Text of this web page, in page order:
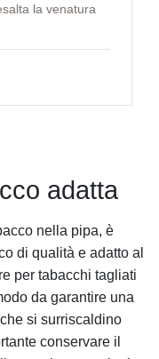
la venatura
adatta
nella pipa, è
di qualità e adatto al
per tabacchi tagliati
da garantire una
si surriscaldino
conservare il